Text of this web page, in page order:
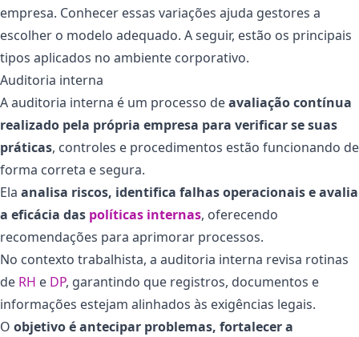
empresa. Conhecer essas variações ajuda gestores a
escolher o modelo adequado. A seguir, estão os principais
tipos aplicados no ambiente corporativo.
Auditoria interna
A auditoria interna é um processo deavaliação contínua
realizado pela própria empresa para verificar se suas
práticas, controles e procedimentos estão funcionando de
forma correta e segura.
Ela analisa riscos, identifica falhas operacionais e avalia
a eficácia das políticas internas, oferecendo
recomendações para aprimorar processos.
No contexto trabalhista, a auditoria interna revisa rotinas
de RH e DP, garantindo que registros, documentos e
informações estejam alinhados às exigências legais.
O objetivo é antecipar problemas, fortalecer a